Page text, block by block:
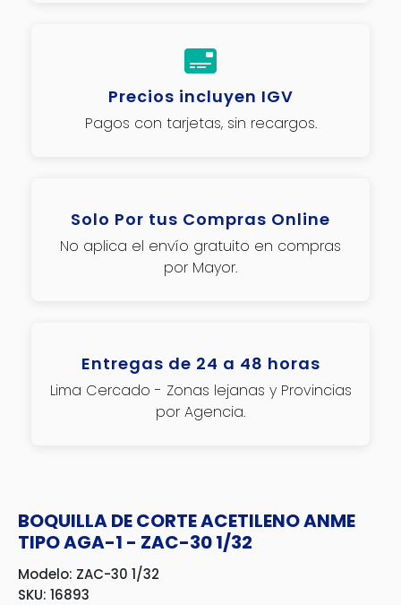
Precios incluyen IGV
Pagos con tarjetas, sin recargos.
Solo Por tus Compras Online
No aplica el envío gratuito en compras
por Mayor.
Entregas de 24 a 48 horas
Lima Cercado - Zonas lejanas y Provincias
por Agencia.
BOQUILLA DE CORTE ACETILENO ANME
TIPO AGA-1 - ZAC-30 1/32
Modelo: ZAC-30 1/32
SKU: 16893